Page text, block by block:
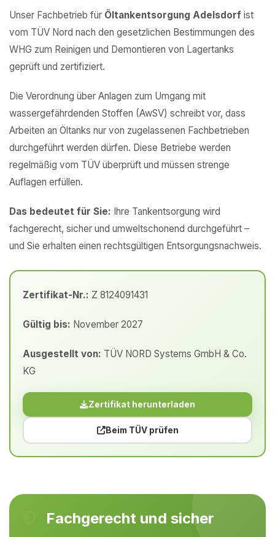
Unser Fachbetrieb für Öltankentsorgung Adelsdorf ist
vom TÜV Nord nach den gesetzlichen Bestimmungen des
WHG zum Reinigen und Demontieren von Lagertanks
geprüft und zertifiziert.
Die Verordnung über Anlagen zum Umgang mit
wassergefährdenden Stoffen (AwSV) schreibt vor, dass
Arbeiten an Öltanks nur von zugelassenen Fachbetrieben
durchgeführt werden dürfen. Diese Betriebe werden
regelmäßig vom TÜV überprüft und müssen strenge
Auflagen erfüllen.
Das bedeutet für Sie: Ihre Tankentsorgung wird
fachgerecht, sicher und umweltschonend durchgeführt –
und Sie erhalten einen rechtsgültigen Entsorgungsnachweis.
Zertifikat-Nr.: Z 8124091431
Gültig bis: November 2027
Ausgestellt von: TÜV NORD Systems GmbH & Co.
KG
Zertifikat herunterladen
Beim TÜV prüfen
Fachgerecht und sicher